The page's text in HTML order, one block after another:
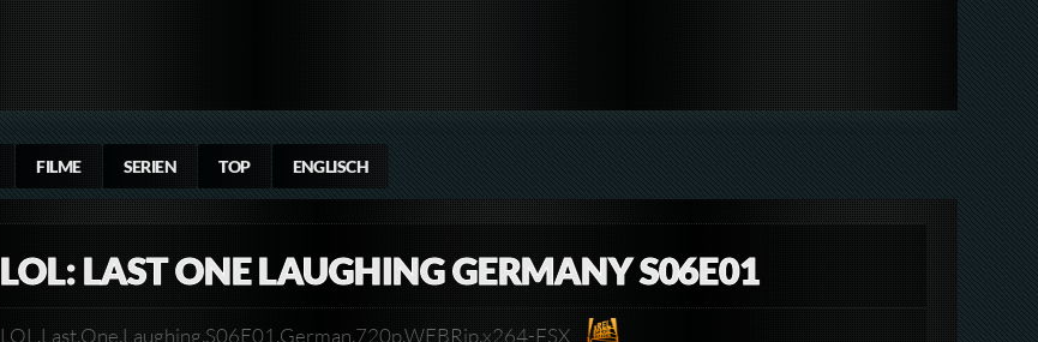
FILME SERIEN TOP ENGLISCH
LOL: LAST ONE LAUGHING GERMANY S06E01
LOL.Last.One.Laughing.S06E01.German.720p.WEBRip.x264-FSX